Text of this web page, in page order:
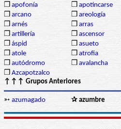
❒ apofonía ❒ apotincarse
❒ arcano ❒ areología
❒ arnés ❒ arras
❒ artillería ❒ ascensor
❒ áspid ❒ asueto
❒ atole ❒ atrofia
❒ autódromo ❒ avalancha
❒ Azcapotzalco
↑↑↑ Grupos Anteriores
➳ azumagado ✰ azumbre